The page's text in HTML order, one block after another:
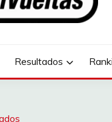
Resultados